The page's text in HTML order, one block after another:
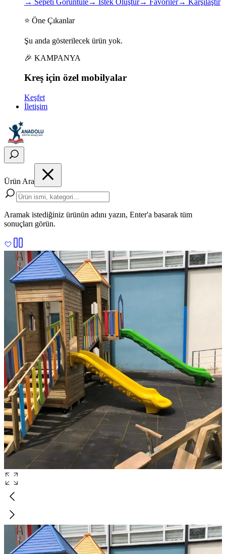
→ Sepeti Görüntüle→ İstek Oluştur→ Favoriler→ Karşılaştır
⭐ Öne Çıkanlar
Şu anda gösterilecek ürün yok.
🎉 KAMPANYA
Kreş için özel mobilyalar
Keşfet
İletişim
Ürün Ara
Aramak istediğiniz ürünün adını yazın, Enter'a basarak tüm
sonuçları görün.